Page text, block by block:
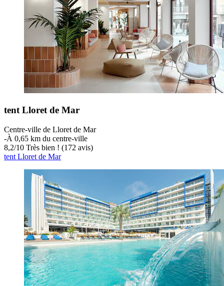
tent Lloret de Mar
Centre-ville de Lloret de Mar
‐À 0,65 km du centre-ville
8,2/10 Très bien ! (172 avis)
tent Lloret de Mar